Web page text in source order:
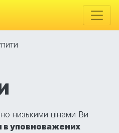
низькими цінами Ви
в уповноважених